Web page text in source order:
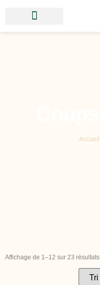
Accueil
Affichage de 1–12 sur 23 résultats